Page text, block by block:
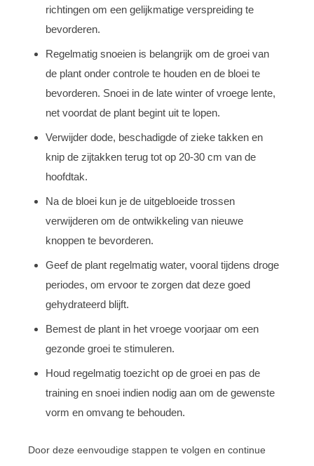
richtingen om een gelijkmatige verspreiding te
bevorderen.
Regelmatig snoeien is belangrijk om de groei van
de plant onder controle te houden en de bloei te
bevorderen. Snoei in de late winter of vroege lente,
net voordat de plant begint uit te lopen.
Verwijder dode, beschadigde of zieke takken en
knip de zijtakken terug tot op 20-30 cm van de
hoofdtak.
Na de bloei kun je de uitgebloeide trossen
verwijderen om de ontwikkeling van nieuwe
knoppen te bevorderen.
Geef de plant regelmatig water, vooral tijdens droge
periodes, om ervoor te zorgen dat deze goed
gehydrateerd blijft.
Bemest de plant in het vroege voorjaar om een
gezonde groei te stimuleren.
Houd regelmatig toezicht op de groei en pas de
training en snoei indien nodig aan om de gewenste
vorm en omvang te behouden.
Door deze eenvoudige stappen te volgen en continue